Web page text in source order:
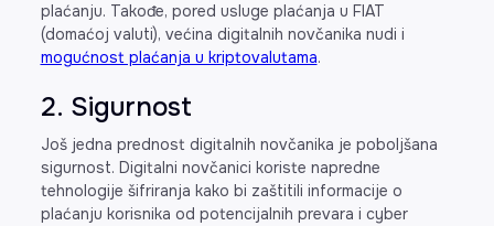
plaćanju. Takođe, pored usluge plaćanja u FIAT
(domaćoj valuti), većina digitalnih novčanika nudi i
mogućnost plaćanja u kriptovalutama.
2. Sigurnost
Još jedna prednost digitalnih novčanika je poboljšana
sigurnost. Digitalni novčanici koriste napredne
tehnologije šifriranja kako bi zaštitili informacije o
plaćanju korisnika od potencijalnih prevara i cyber